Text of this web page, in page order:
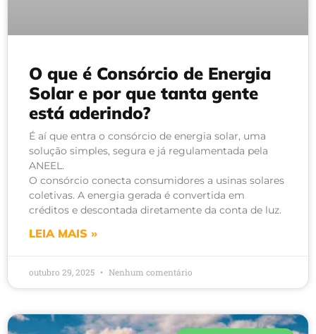
O que é Consórcio de Energia
Solar e por que tanta gente
está aderindo?
É aí que entra o consórcio de energia solar, uma
solução simples, segura e já regulamentada pela
ANEEL.
O consórcio conecta consumidores a usinas solares
coletivas. A energia gerada é convertida em
créditos e descontada diretamente da conta de luz.
LEIA MAIS »
outubro 29, 2025 Nenhum comentário